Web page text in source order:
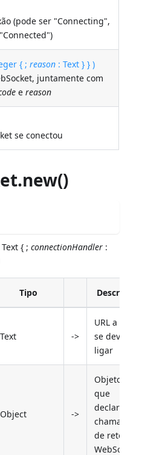
(pode ser "Connecting",
{ ;reason : Text } } )
juntamente com
ereason
se conectou
Text { ;connectionHandler :
Tipo Descrição
Text ->
URL a que
se deve
ligar
Object ->
Objeto
que
declara as
chamadas
de retorno
WebSocket